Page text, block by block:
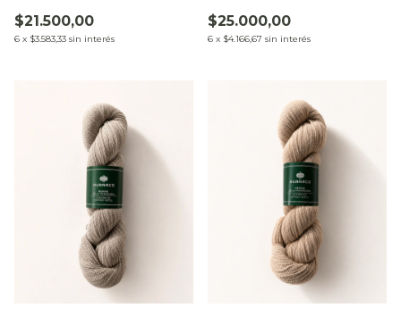
$21.500,00
6 x $3.583,33 sin interés
$25.000,00
6 x $4.166,67 sin interés